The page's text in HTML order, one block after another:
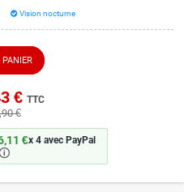
Vision nocturne
€ TTC
€
€x 4 avec PayPal